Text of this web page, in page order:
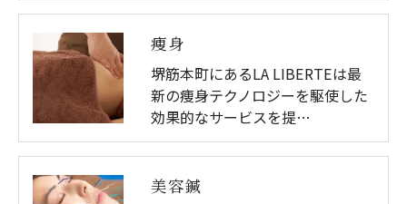
痩身
堺筋本町にあるLA LIBERTEは最
新の痩身テクノロジーを駆使した
効果的なサービスを提…
美容鍼